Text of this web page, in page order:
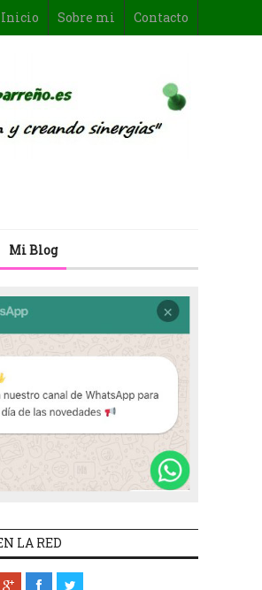
Inicio Sobre mi Contacto
Mi Blog
LA RED